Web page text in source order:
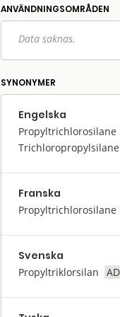
ANVÄNDNINGS­OMRÅDEN
Data saknas.
SYNONYMER
Engelska
Propyltrichlorosilane
Trichloropropylsilane
Franska
Propyltrichlorosilane
Svenska
Propyltriklorsilan